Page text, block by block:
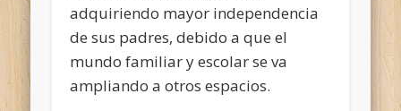
adquiriendo mayor independencia
de sus padres, debido a que el
mundo familiar y escolar se va
ampliando a otros espacios.